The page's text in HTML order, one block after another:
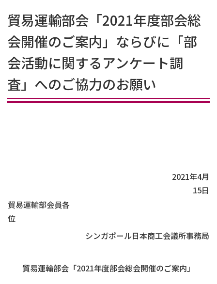
貿易運輸部会「2021年度部会総
会開催のご案内」ならびに「部
会活動に関するアンケート調
査」へのご協力のお願い
2021年4月
15日
貿易運輸部会員各
位
シンガポール日本商工会議所事務局
貿易運輸部会「2021年度部会総会開催のご案内」